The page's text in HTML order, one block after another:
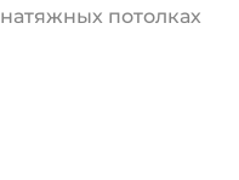
натяжных потолках